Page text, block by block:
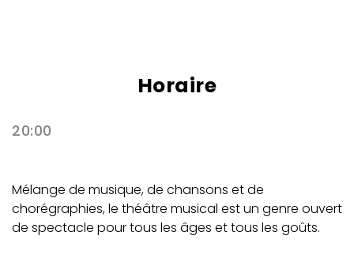
Horaire
20:00
Mélange de musique, de chansons et de
chorégraphies, le théâtre musical est un genre ouvert
de spectacle pour tous les âges et tous les goûts.